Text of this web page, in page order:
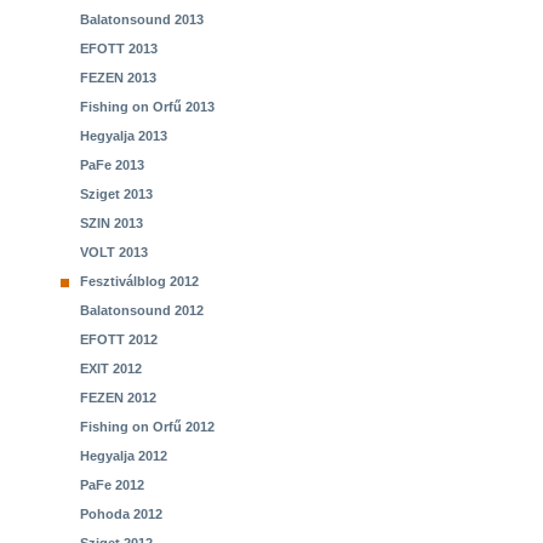
Balatonsound 2013
EFOTT 2013
FEZEN 2013
Fishing on Orfű 2013
Hegyalja 2013
PaFe 2013
Sziget 2013
SZIN 2013
VOLT 2013
Fesztiválblog 2012
Balatonsound 2012
EFOTT 2012
EXIT 2012
FEZEN 2012
Fishing on Orfű 2012
Hegyalja 2012
PaFe 2012
Pohoda 2012